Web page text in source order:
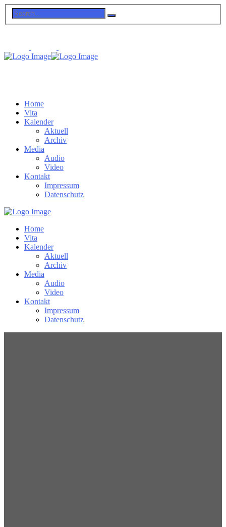
Home
Vita
Kalender
Aktuell
Archiv
Media
Audio
Video
Kontakt
Impressum
Datenschutz
Home
Vita
Kalender
Aktuell
Archiv
Media
Audio
Video
Kontakt
Impressum
Datenschutz